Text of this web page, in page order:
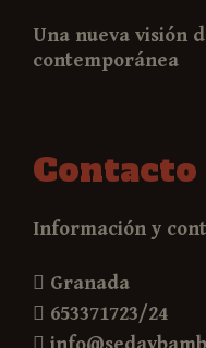
Una nueva visión
contemporánea
Contacto
Información y
Granada
653371723/24